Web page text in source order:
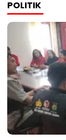
POLITIK